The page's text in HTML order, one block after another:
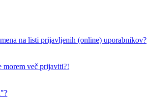
na listi prijavljenih (online) uporabnikov?
morem več prijaviti?!